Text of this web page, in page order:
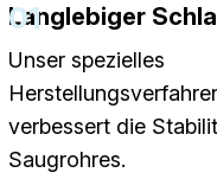
01
Langlebiger
Unser spezielles
verbessert die
Saugrohres.